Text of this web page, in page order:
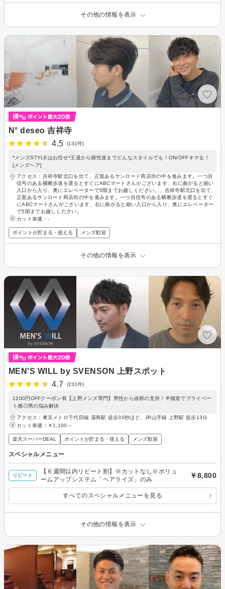
その他の情報を表示
N° deseo 吉祥寺
4.5
(131件)
*メンズSTYLEはお任せ*王道から個性派までどんなスタイルでも！ON/OFFキマる！
[メンズヘア]
アクセス：吉祥寺駅北口を出て、正面あるサンロード商店街の中を進みます。一つ目
信号のある横断歩道を渡るとすぐにABCマートさんがございます、右に曲がると細い
入口から入り、奥にエレベーターで5階までお越しください。、吉祥寺駅北口を出て、
正面あるサンロード商店街の中を進みます。一つ目信号のある横断歩道を渡るとすぐ
にABCマートさんがございます、右に曲がると細い入口から入り、奥にエレベーター
で5階までお越しください。
カット単価： -
ポイントが貯まる・使える メンズ歓迎
その他の情報を表示
MEN'S WILL by SVENSON 上野スポット
4.7
(231件)
1200円OFFクーポン有【上野メンズ専門】男性から抜群の支持！半個室でプライベー
ト感◎男の悩み解決
アクセス：東京メトロ千代田線 湯島駅 徒歩30秒ほど、JR山手線 上野駅 徒歩13分
カット単価： ￥1,100～
楽天スーパーDEAL ポイントが貯まる・使える メンズ歓迎
スペシャルメニュー
リピート
【６週間以内リピート割】※カットなし※ボリュ
ームアップシステム「ヘアライズ」のみ
￥8,800
すべてのスペシャルメニューを見る
その他の情報を表示